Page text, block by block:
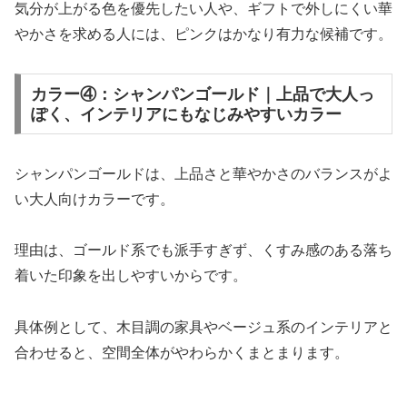
気分が上がる色を優先したい人や、ギフトで外しにくい華
やかさを求める人には、ピンクはかなり有力な候補です。
カラー④：シャンパンゴールド｜上品で大人っ
ぽく、インテリアにもなじみやすいカラー
シャンパンゴールドは、上品さと華やかさのバランスがよ
い大人向けカラーです。
理由は、ゴールド系でも派手すぎず、くすみ感のある落ち
着いた印象を出しやすいからです。
具体例として、木目調の家具やベージュ系のインテリアと
合わせると、空間全体がやわらかくまとまります。